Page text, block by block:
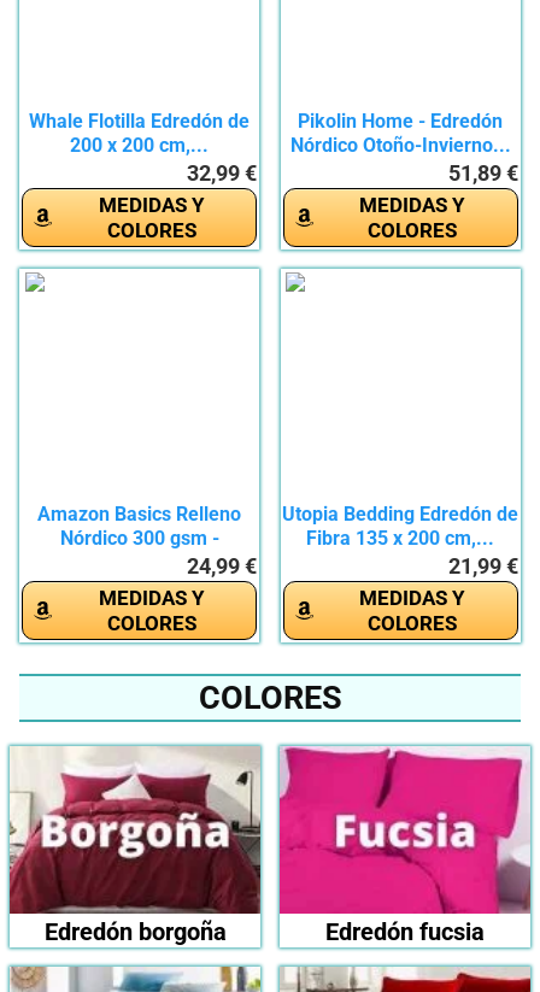
Whale Flotilla Edredón de
200 x 200 cm,...
32,99 €
MEDIDAS Y
COLORES
Pikolin Home - Edredón
Nórdico Otoño-Invierno...
51,89 €
MEDIDAS Y
COLORES
Amazon Basics Relleno
Nórdico 300 gsm -
24,99 €
MEDIDAS Y
COLORES
Utopia Bedding Edredón de
Fibra 135 x 200 cm,...
21,99 €
MEDIDAS Y
COLORES
COLORES
Edredón borgoña Edredón fucsia